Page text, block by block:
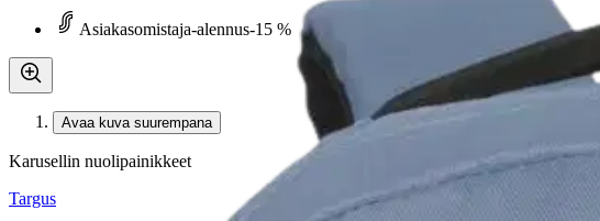
Asiakasomistaja-alennus-15 %
Avaa kuva suurempana
Karusellin nuolipainikkeet
Targus